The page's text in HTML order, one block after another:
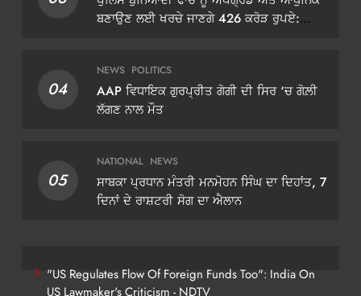
ਬਣਾਉਣ ਲਈ ਖਰਚੇ ਜਾਣਗੇ 426 ਕਰੋੜ ਰੁਪਏ:
04
NEWS POLITICS
AAP ਵਿਧਾਇਕ ਗੁਰਪ੍ਰੀਤ ਗੋਗੀ ਦੀ ਸਿਰ ‘ਚ ਗੋਲ਼ੀ
ਲੱਗਣ ਨਾਲ ਮੌਤ
05
NATIONAL NEWS
ਸਾਬਕਾ ਪ੍ਰਧਾਨ ਮੰਤਰੀ ਮਨਮੋਹਨ ਸਿੰਘ ਦਾ ਦਿਹਾਂਤ, 7
ਦਿਨਾਂ ਦੇ ਰਾਸ਼ਟਰੀ ਸੋਗ ਦਾ ਐਲਾਨ
"US Regulates Flow Of Foreign Funds Too": India On
US Lawmaker's Criticism - NDTV